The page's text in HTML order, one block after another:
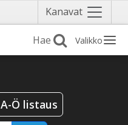
Kanavat Näytä
valikko
Valikko
A-Ö listaus